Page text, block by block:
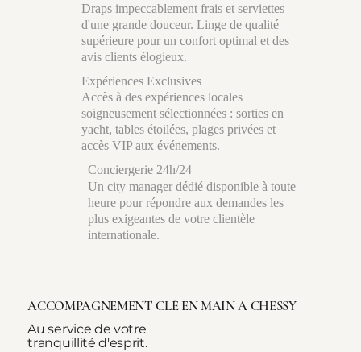
Draps impeccablement frais et serviettes
d'une grande douceur. Linge de qualité
supérieure pour un confort optimal et des
avis clients élogieux.
Expériences Exclusives
Accès à des expériences locales
soigneusement sélectionnées : sorties en
yacht, tables étoilées, plages privées et
accès VIP aux événements.
Conciergerie 24h/24
Un city manager dédié disponible à toute
heure pour répondre aux demandes les
plus exigeantes de votre clientèle
internationale.
ACCOMPAGNEMENT CLÉ EN MAIN A CHESSY
Au service de votre
tranquillité d'esprit.